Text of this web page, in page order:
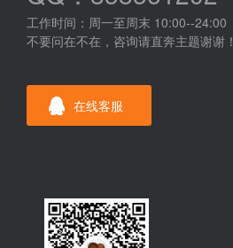
工作时间：周一至周末 10:00--24:00
不要问在不在，咨询请直奔主题谢谢！
在线客服